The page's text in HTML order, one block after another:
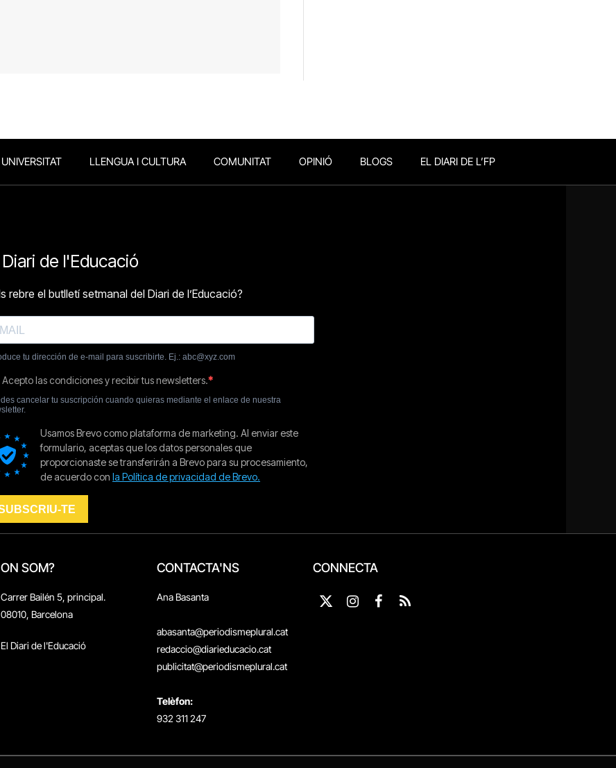
UNIVERSITAT LLENGUA I CULTURA COMUNITAT OPINIÓ BLOGS EL DIARI DE L’FP
ON SOM?
Carrer Bailén 5, principal.
08010, Barcelona
El Diari de l'Educació
CONTACTA'NS
Ana Basanta
abasanta@periodismeplural.cat
redaccio@diarieducacio.cat
publicitat@periodismeplural.cat
Telèfon:
932 311 247
CONNECTA
X
Instagram
Facebook
RSS